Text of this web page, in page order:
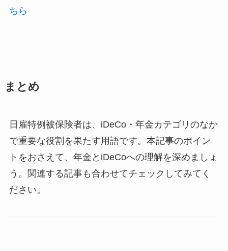
ちら
まとめ
日雇特例被保険者は、iDeCo・年金カテゴリのなか
で重要な役割を果たす用語です。本記事のポイン
トをおさえて、年金とiDeCoへの理解を深めましょ
う。関連する記事も合わせてチェックしてみてく
ださい。